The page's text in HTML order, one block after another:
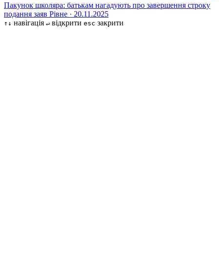
Пакунок школяра: батькам нагадують про завершення строку
подання заяв Рівне · 20.11.2025
↑↓ навігація ↵ відкрити esc закрити